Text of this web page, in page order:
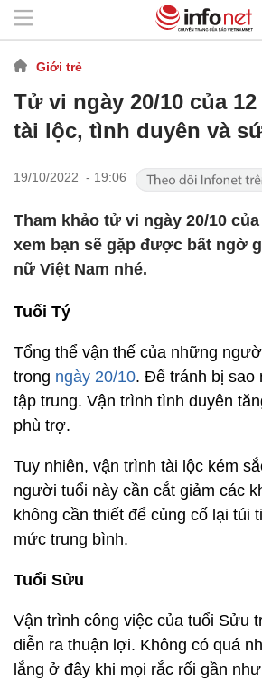
Giới trẻ
Tử vi ngày 20/10 của
tài lộc, tình duyên và
19/10/2022 - 19:06
Tham khảo tử vi ngày 20/10
xem bạn sẽ gặp được bất ngờ
nữ Việt Nam nhé.
Tuổi Tý
Tổng thể vận thế của những
trong ngày 20/10. Để tránh bị sao
tập trung. Vận trình tình duyên
phù trợ.
Tuy nhiên, vận trình tài lộc kém
người tuổi này cần cắt giảm các
không cần thiết để củng cố lại túi
mức trung bình.
Tuổi Sửu
Vận trình công việc của tuổi Sửu
diễn ra thuận lợi. Không có quá
lắng ở đây khi mọi rắc rối gần